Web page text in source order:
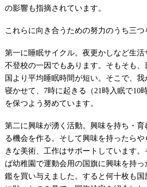
の影響も指摘されています。
これらに向き合うための努力のうち三つ
第一に睡眠サイクル。夜更かしなど生活
不登校の一因でもあります。そもそも
国より平均睡眠時間が短い。そこで、我
寝かせて、 7時に起きる（21 時入眠で10
を保つよう努めています。
第二に興味が湧く活動。興味を持ち・育
る機会を作る。そして興味を持ったら
きな美術、工作はサポートしています。
ば幼稚園で運動会用の国旗に興味を持っ
鑑を買い与えました。すると何十枚も